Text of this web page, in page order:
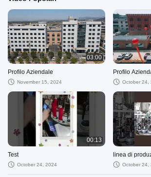
03:00
Profilo Aziendale
November 15, 2024
Profilo
October 24,
00:13
Test
October 24, 2024
linea di
October 24,